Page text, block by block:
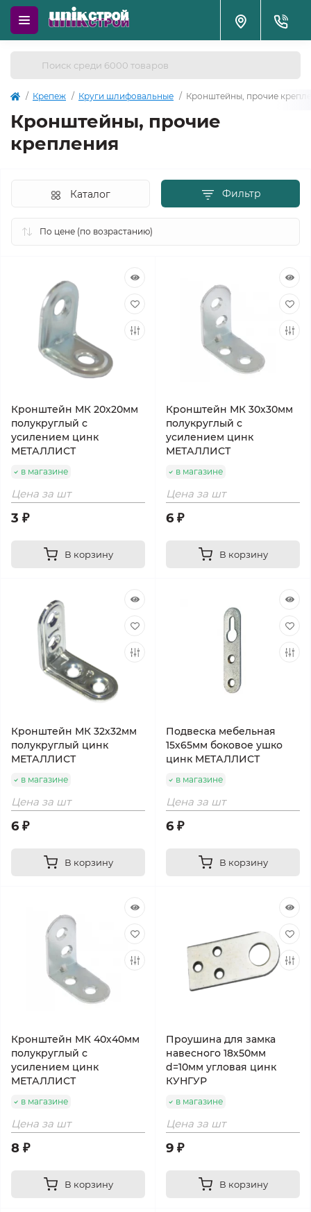
Крепеж Круги шлифовальные Кронштейны, прочие
Кронштейны, прочие
крепления
Фильтр
Каталог
Кронштейн МК 20х20мм
полукруглый с
усилением цинк
МЕТАЛЛИСТ
в магазине
Цена за шт
3 ₽
В корзину
Кронштейн МК 30х30мм
полукруглый с
усилением цинк
МЕТАЛЛИСТ
в магазине
Цена за шт
6 ₽
В корзину
Кронштейн МК 32х32мм
полукруглый цинк
МЕТАЛЛИСТ
в магазине
Цена за шт
6 ₽
В корзину
Подвеска мебельная
15х65мм боковое ушко
цинк МЕТАЛЛИСТ
в магазине
Цена за шт
6 ₽
В корзину
Кронштейн МК 40х40мм
полукруглый с
усилением цинк
МЕТАЛЛИСТ
в магазине
Цена за шт
8 ₽
В корзину
Проушина для замка
навесного 18х50мм
d=10мм угловая цинк
КУНГУР
в магазине
Цена за шт
9 ₽
В корзину